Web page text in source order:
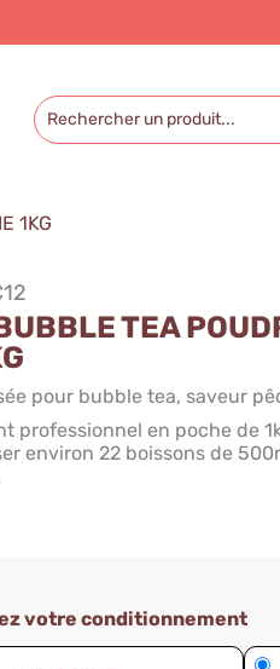
1KG
TEA
pour bubble tea, saveur
professionnel en poche de
environ 22 boissons de
votre conditionnement